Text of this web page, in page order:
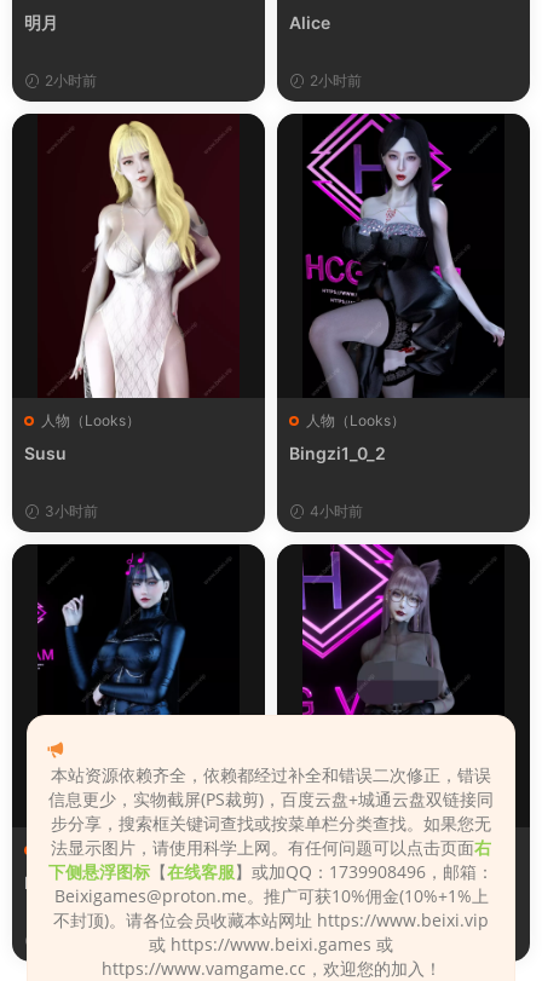
明月
2小时前
Alice
2小时前
人物（Looks）
Susu
3小时前
人物（Looks）
Bingzi1_0_2
4小时前
人物（Looks）
Monica_2_2_2
人物（Looks）
Lizhen2025
22小时前
本站资源依赖齐全，依赖都经过补全和错误二次修正，错误
信息更少，实物截屏(PS裁剪)，百度云盘+城通云盘双链接同
步分享，搜索框关键词查找或按菜单栏分类查找。如果您无
法显示图片，请使用科学上网。有任何问题可以点击页面右
下侧悬浮图标 【在线客服】或加QQ：1739908496，邮箱：
Beixigames@proton.me。推广可获10%佣金(10%+1%上
不封顶)。请各位会员收藏本站网址 https://www.beixi.vip
或 https://www.beixi.games 或
https://www.vamgame.cc，欢迎您的加入！